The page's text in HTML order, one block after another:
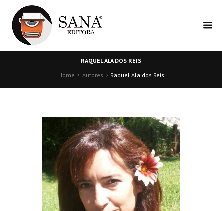
RAQUEL ALA DOS REIS
Home
Autores Raquel Ala dos Reis